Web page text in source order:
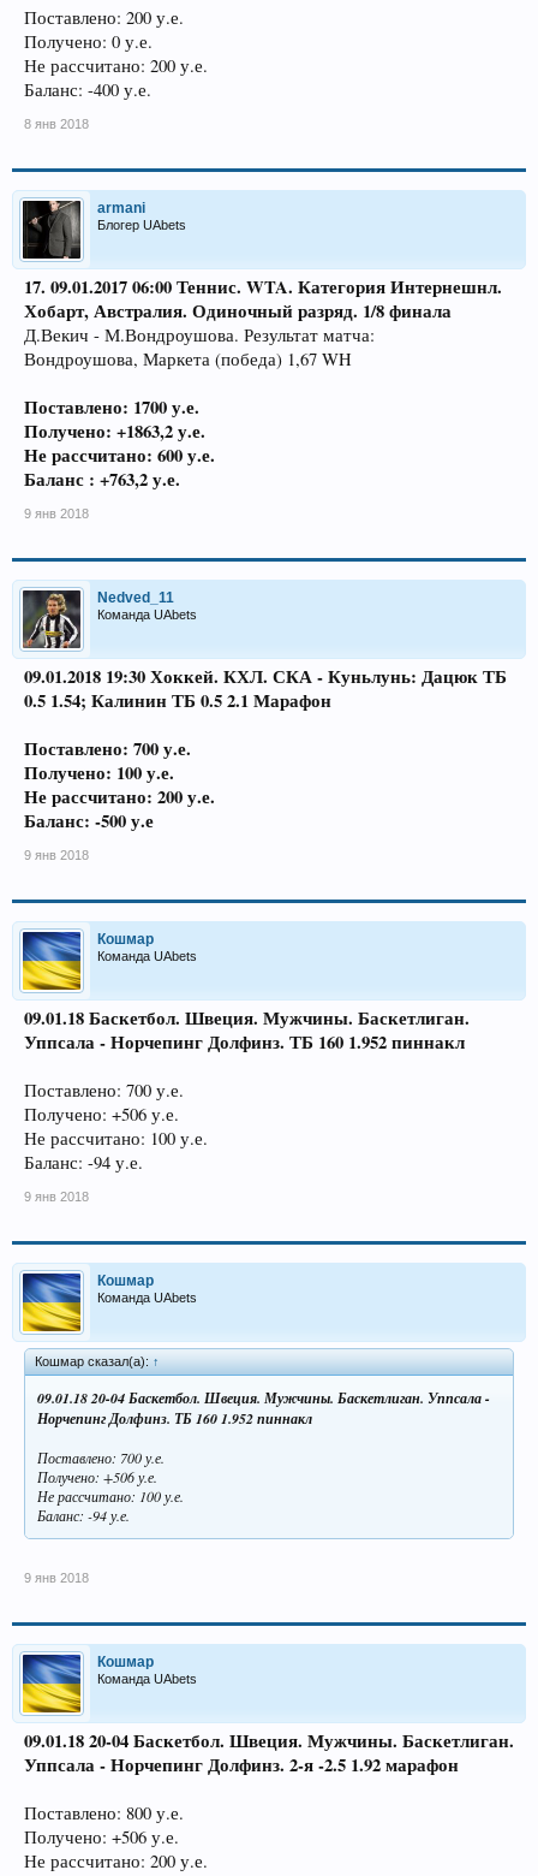
Поставлено: 200 у.е.
Получено: 0 у.е.
Не рассчитано: 200 у.е.
Баланс: -400 у.е.
8 янв 2018
armani
Блогер UAbets
17. 09.01.201706:00 Теннис. WTA. Категория Интернешнл.
Хобарт, Австралия. Одиночный разряд. 1/8 финала
Д.Векич - М.Вондроушова. Результат матча:
Вондроушова, Маркета (победа) 1,67 WH
Поставлено: 1700 у.е.
Получено: +1863,2 у.е.
Не рассчитано: 600 у.е.
Баланс : +763,2 у.е.
9 янв 2018
Nedved_11
Команда UAbets
09.01.2018 19:30 Хоккей. КХЛ. СКА - Куньлунь: Дацюк ТБ
0.5 1.54; Калинин ТБ 0.5 2.1 Марафон
Поставлено: 700 у.е.
Получено: 100 у.е.
Не рассчитано: 200 у.е.
Баланс: -500 у.е
9 янв 2018
Кошмар
Команда UAbets
09.01.18 Баскетбол. Швеция. Мужчины. Баскетлиган.
Уппсала - Норчепинг Долфинз. ТБ 160 1.952 пиннакл
Поставлено: 700 у.е.
Получено: +506 у.е.
Не рассчитано: 100 у.е.
Баланс: -94 у.е.
9 янв 2018
Кошмар
Команда UAbets
Кошмар сказал(а): ↑
09.01.18 20-04 Баскетбол. Швеция. Мужчины. Баскетлиган. Уппсала -
Норчепинг Долфинз. ТБ 160 1.952 пиннакл
Поставлено: 700 у.е.
Получено: +506 у.е.
Не рассчитано: 100 у.е.
Баланс: -94 у.е.
9 янв 2018
Кошмар
Команда UAbets
09.01.18 20-04 Баскетбол. Швеция. Мужчины. Баскетлиган.
Уппсала - Норчепинг Долфинз. 2-я -2.5 1.92 марафон
Поставлено: 800 у.е.
Получено: +506 у.е.
Не рассчитано: 200 у.е.